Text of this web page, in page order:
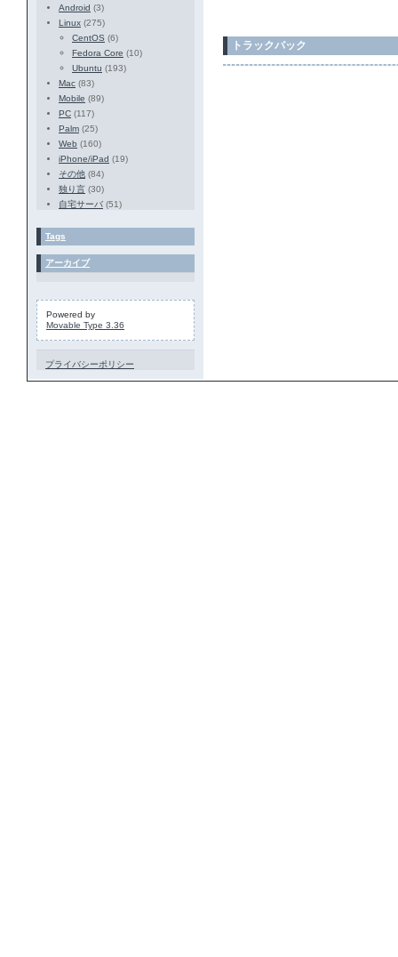
トラックバック
Android (3)
Linux (275)
CentOS (6)
Fedora Core (10)
Ubuntu (193)
Mac (83)
Mobile (89)
PC (117)
Palm (25)
Web (160)
iPhone/iPad (19)
その他 (84)
独り言 (30)
自宅サーバ (51)
Tags
アーカイブ
Powered by
Movable Type 3.36
プライバシーポリシー